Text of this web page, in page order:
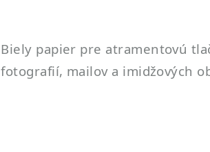
Biely papier pre atramentovú
fotografií, mailov a imidžových